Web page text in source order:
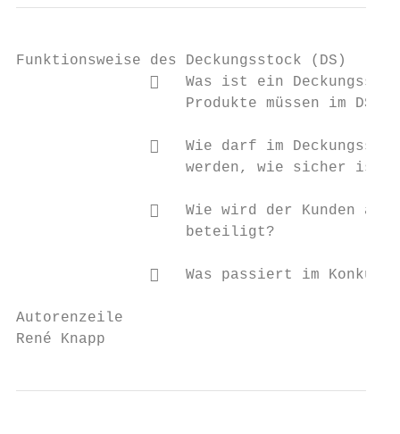
Funktionsweise des Deckungsstock (DS)
   Was ist ein
Produkte müssen im DS
   Wie darf im
werden, wie sicher ist
   Wie wird der Kunden an
                   beteiligt?
   Was passiert im
Autorenzeile
René Knapp